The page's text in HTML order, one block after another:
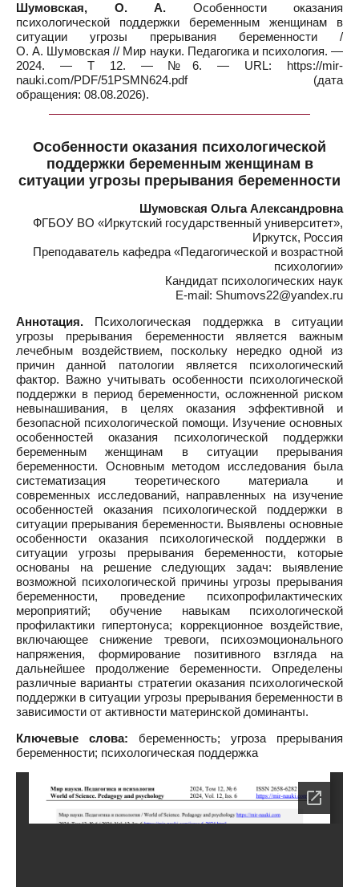
Шумовская, О. А. Особенности оказания
психологической поддержки беременным женщинам в
ситуации угрозы прерывания беременности /
О. А. Шумовская // Мир науки. Педагогика и психология. —
2024. — Т 12. — №6. — URL: https://mir-
nauki.com/PDF/51PSMN624.pdf (дата
обращения: 08.08.2026).
Особенности оказания психологической
поддержки беременным женщинам в
ситуации угрозы прерывания беременности
Шумовская Ольга Александровна
ФГБОУ ВО «Иркутский государственный университет»,
Иркутск, Россия
Преподаватель кафедра «Педагогической и возрастной
психологии»
Кандидат психологических наук
E-mail: Shumovs22@yandex.ru
Аннотация. Психологическая поддержка в ситуации
угрозы прерывания беременности является важным
лечебным воздействием, поскольку нередко одной из
причин данной патологии является психологический
фактор. Важно учитывать особенности психологической
поддержки в период беременности, осложненной риском
невынашивания, в целях оказания эффективной и
безопасной психологической помощи. Изучение основных
особенностей оказания психологической поддержки
беременным женщинам в ситуации прерывания
беременности. Основным методом исследования была
систематизация теоретического материала и
современных исследований, направленных на изучение
особенностей оказания психологической поддержки в
ситуации прерывания беременности. Выявлены основные
особенности оказания психологической поддержки в
ситуации угрозы прерывания беременности, которые
основаны на решение следующих задач: выявление
возможной психологической причины угрозы прерывания
беременности, проведение психопрофилактических
мероприятий; обучение навыкам психологической
профилактики гипертонуса; коррекционное воздействие,
включающее снижение тревоги, психоэмоционального
напряжения, формирование позитивного взгляда на
дальнейшее продолжение беременности. Определены
различные варианты стратегии оказания психологической
поддержки в ситуации угрозы прерывания беременности в
зависимости от активности материнской доминанты.
Ключевые слова: беременность; угроза прерывания
беременности; психологическая поддержка